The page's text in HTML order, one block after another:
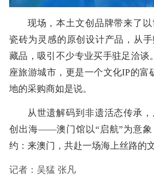
现场，本土文创品牌带来了
瓷砖为灵感的原创设计产品，从
藏品，吸引不少专业买手驻足洽谈
座旅游城市，更是一个文化IP的富
地的采购商如是说。
从世遗解码到非遗活态传承
创出海——澳门馆以“启航”为意象
约：来澳门，共赴一场海上丝路的
记者：吴猛 张凡